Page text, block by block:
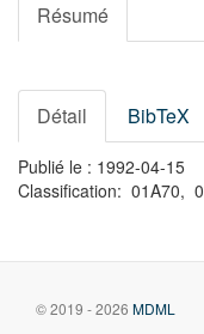
Résumé
Détail BibTeX
Publié le : 1992-04-15
Classification: 01A70,
© 2019 - 2026 MDML